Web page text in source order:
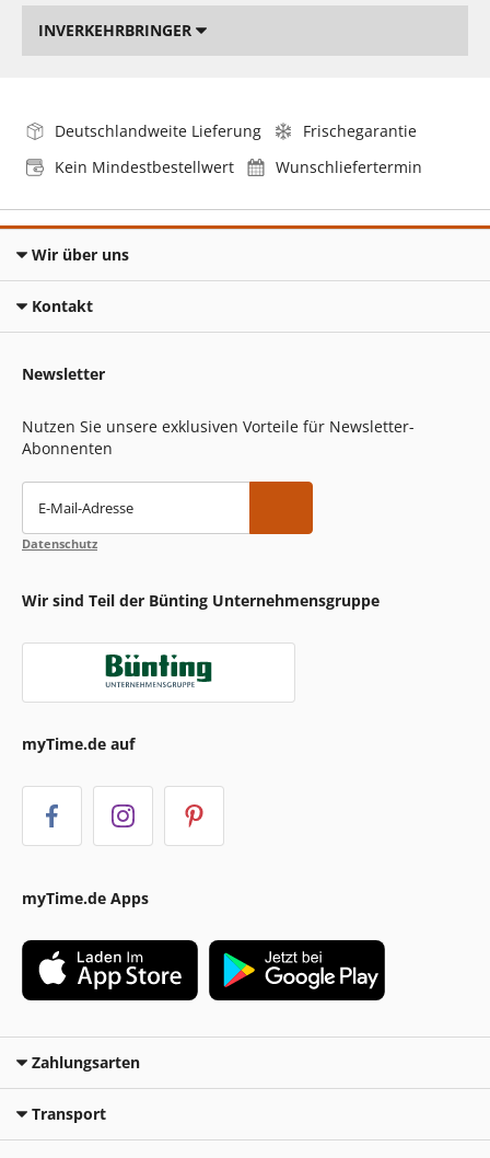
INVERKEHRBRINGER
Deutschlandweite Lieferung
Frischegarantie
Kein Mindestbestellwert
Wunschliefertermin
Wir über uns
Kontakt
Newsletter
Nutzen Sie unsere exklusiven Vorteile für Newsletter-
Abonnenten
E-Mail-Adresse
Datenschutz
Wir sind Teil der Bünting Unternehmensgruppe
myTime.de auf
myTime.de Apps
Zahlungsarten
Transport